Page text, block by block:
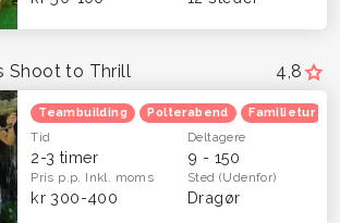
4,8
Shoot to Thrill
Teambuilding Polterabend Familietur
Tid
2-3 timer
Deltagere
9 - 150
Pris p.p. Inkl. moms
kr 300-400
Sted(Udenfor)
Dragør